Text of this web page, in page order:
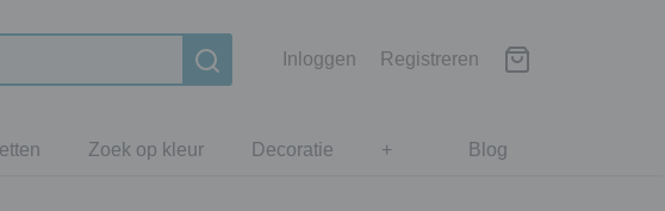
Inloggen Registreren
Blog
Zoek op kleur Decoratie +